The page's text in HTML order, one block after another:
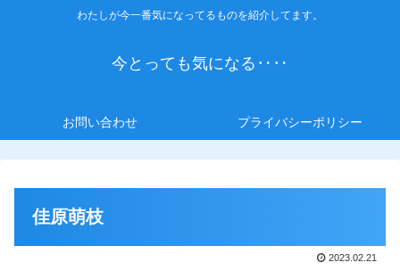
わたしが今一番気になってるものを紹介してます。
今とっても気になる‥‥
お問い合わせ プライバシーポリシー
佳原萌枝
2023.02.21